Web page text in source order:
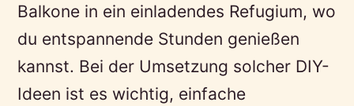
Balkone in ein einladendes Refugium, wo
du entspannende Stunden genießen
kannst. Bei der Umsetzung solcher DIY-
Ideen ist es wichtig, einfache